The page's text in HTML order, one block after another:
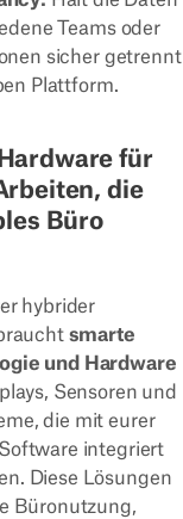
Teams oder
sicher getrennt
Plattform.
für
die
Büro
hybrider
smarte
und Hardware
Sensoren und
die mit eurer
integriert
Diese Lösungen
Büronutzung,